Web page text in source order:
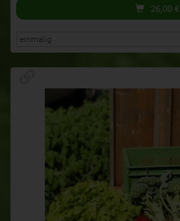
26,00 €